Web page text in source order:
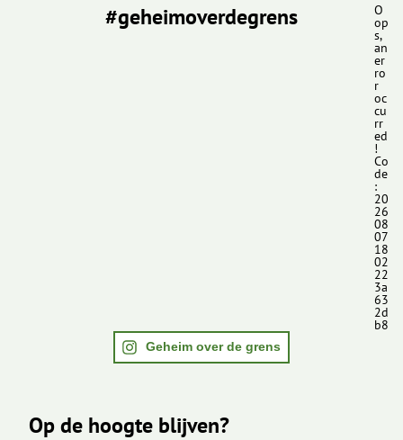
#geheimoverdegrens O
op
s,
an
er
ro
r
oc
cu
rr
ed
!
Co
de
:
20
26
08
07
18
02
22
3a
63
2d
b8
Geheim over de grens
Op de hoogte blijven?